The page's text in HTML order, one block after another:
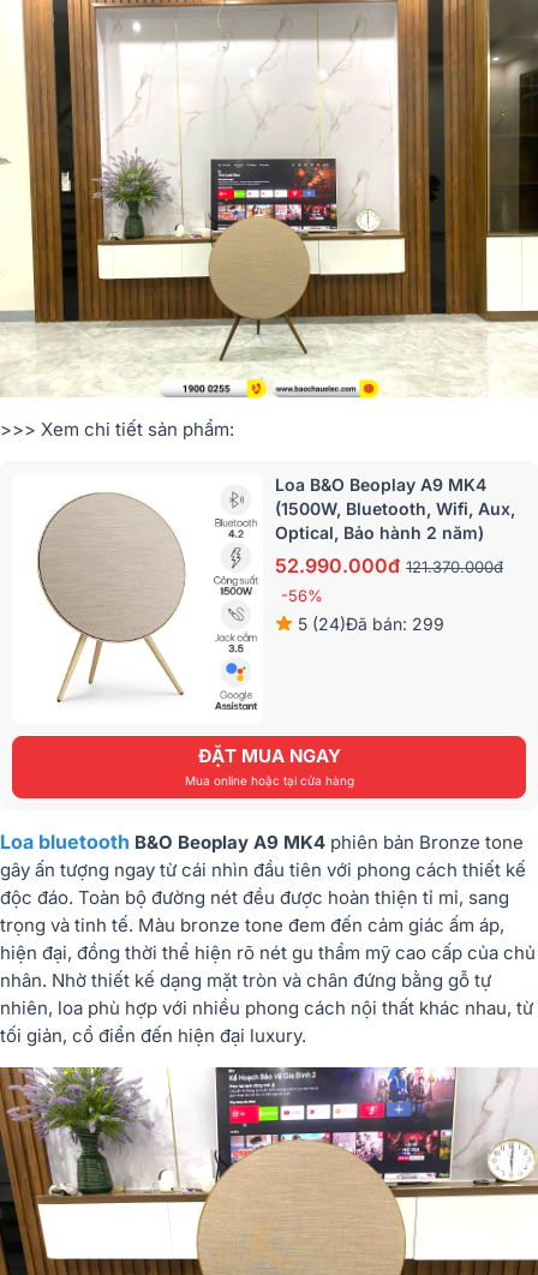
>>> Xem chi tiết sản phẩm:
Loa B&O Beoplay A9 MK4
(1500W, Bluetooth, Wifi, Aux,
Optical, Bảo hành 2 năm)
52.990.000đ 121.370.000đ
-56%
5 (24)Đã bán: 299
ĐẶT MUA NGAY
Mua online hoặc tại cửa hàng
Loa bluetooth B&O Beoplay A9 MK4 phiên bản Bronze tone
gây ấn tượng ngay từ cái nhìn đầu tiên với phong cách thiết kế
độc đáo. Toàn bộ đường nét đều được hoàn thiện tỉ mỉ, sang
trọng và tinh tế. Màu bronze tone đem đến cảm giác ấm áp,
hiện đại, đồng thời thể hiện rõ nét gu thẩm mỹ cao cấp của chủ
nhân. Nhờ thiết kế dạng mặt tròn và chân đứng bằng gỗ tự
nhiên, loa phù hợp với nhiều phong cách nội thất khác nhau, từ
tối giản, cổ điển đến hiện đại luxury.